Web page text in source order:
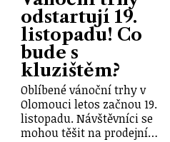
odstartují 19.
listopadu! Co
bude s
kluzištěm?
Oblíbené vánoční trhy v
Olomouci letos začnou 19.
listopadu. Návštěvníci se
mohou těšit na prodejní…